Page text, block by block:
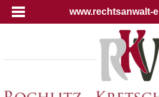
www.rechtsanwalt-